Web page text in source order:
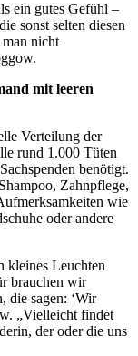
ein gutes Gefühl –
sonst selten diesen
man nicht
mit leeren
Verteilung der
rund 1.000 Tüten
benötigt.
Zahnpflege,
wie
oder andere
kleines Leuchten
brauchen wir
die sagen: ‘Wir
„Vielleicht findet
der oder die uns